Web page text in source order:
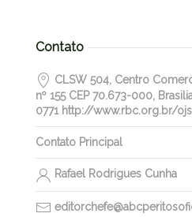
Contato
CLSW 504, Centro
nº 155 CEP 70.673-000,
0771 http://www.rbc.org.br/ojs
Contato Principal
Rafael Rodrigues Cunha